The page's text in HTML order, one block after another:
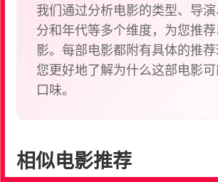
球。于是，巨人与我梦合二为一，并
开了战斗。 在战胜破坏招来体之后
XIG，而巨人则被命名为“盖亚”。但此
·藤宫博也亦拥有着变身成巨人“阿古
巨人与破坏招来体将会展开一连
我们通过分析电影的类型、导
分和年代等多个维度，为您推
影。每部电影都附有具体的推
您更好地了解为什么这部电影
口味。
相似电影推荐